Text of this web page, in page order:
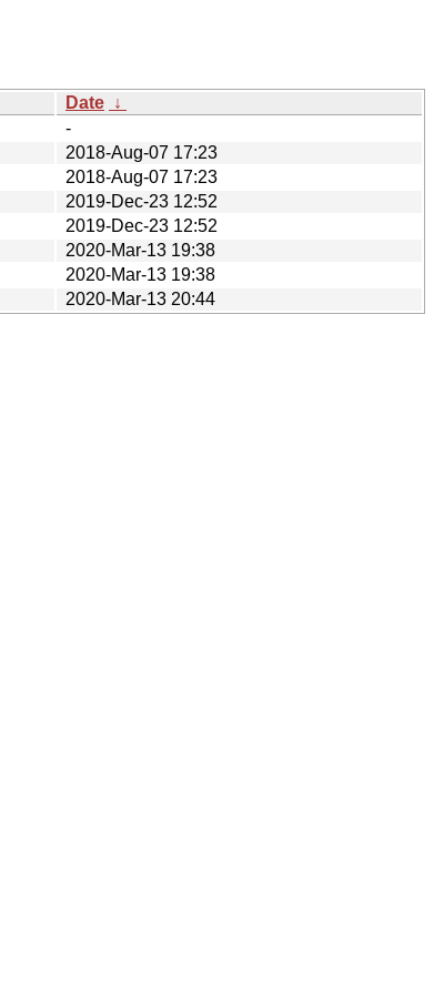
Date ↓
-
2018-Aug-07 17:23
2018-Aug-07 17:23
2019-Dec-23 12:52
2019-Dec-23 12:52
2020-Mar-13 19:38
2020-Mar-13 19:38
2020-Mar-13 20:44